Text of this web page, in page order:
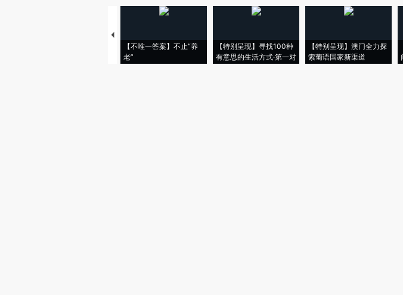
【不唯一答案】不止“养
老”
【特别呈现】寻找100种
有意思的生活方式·第一对
【特别呈现】澳门全力探
索葡语国家新渠道